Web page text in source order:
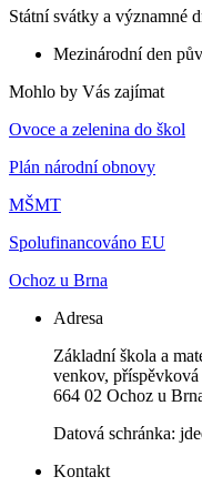
Státní svátky a významné
Mezinárodní den
Mohlo by Vás zajímat
Ovoce a zelenina do škol
Plán národní obnovy
MŠMT
Spolufinancováno EU
Ochoz u Brna
Adresa
Základní škola a
venkov,
664 02 Ochoz u
Datová schránka:
Kontakt